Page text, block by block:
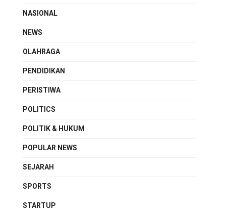
NASIONAL
NEWS
OLAHRAGA
PENDIDIKAN
PERISTIWA
POLITICS
POLITIK & HUKUM
POPULAR NEWS
SEJARAH
SPORTS
STARTUP